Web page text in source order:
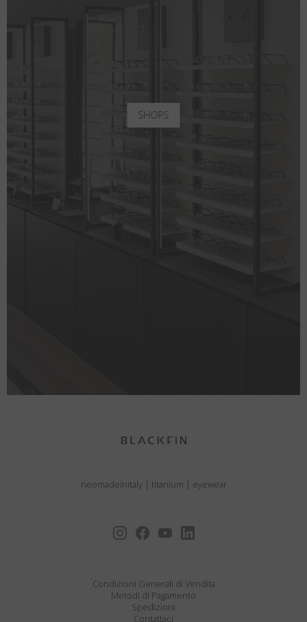
SHOPS
neomadeinitaly | titanium | eyewear
Condizioni Generali di Vendita
Metodi di Pagamento
Spedizioni
Contattaci